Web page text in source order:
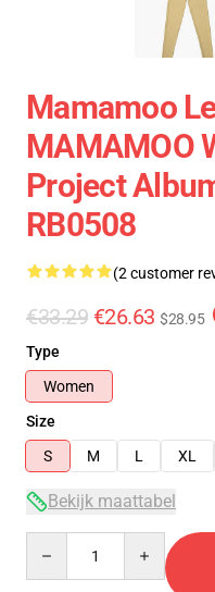
Mamamoo
MAMAMOO
Project
RB0508
(2 customer
€33.29 €26.63 $28.95
Type
Women
Size
S
M L XL
Bekijk maattabel